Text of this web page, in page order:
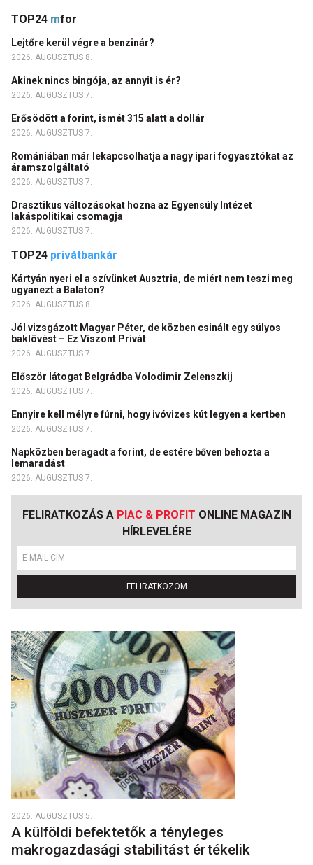
TOP24 mfor
Lejtőre kerül végre a benzinár?
2026. AUGUSZTUS 8.
Akinek nincs bingója, az annyit is ér?
2026. AUGUSZTUS 7.
Erősödött a forint, ismét 315 alatt a dollár
2026. AUGUSZTUS 7.
Romániában már lekapcsolhatja a nagy ipari fogyasztókat az
áramszolgáltató
2026. AUGUSZTUS 7.
Drasztikus változásokat hozna az Egyensúly Intézet
lakáspolitikai csomagja
2026. AUGUSZTUS 7.
TOP24 privátbankár
Kártyán nyeri el a szívünket Ausztria, de miért nem teszi meg
ugyanezt a Balaton?
2026. AUGUSZTUS 8.
Jól vizsgázott Magyar Péter, de közben csinált egy súlyos
baklövést – Ez Viszont Privát
2026. AUGUSZTUS 7.
Először látogat Belgrádba Volodimir Zelenszkij
2026. AUGUSZTUS 7.
Ennyire kell mélyre fúrni, hogy ivóvizes kút legyen a kertben
2026. AUGUSZTUS 7.
Napközben beragadt a forint, de estére bőven behozta a
lemaradást
2026. AUGUSZTUS 7.
FELIRATKOZÁS A PIAC & PROFIT ONLINE MAGAZIN
HÍRLEVELÉRE
FELIRATKOZOM
2026. AUGUSZTUS 5.
A külföldi befektetők a tényleges
makrogazdasági stabilitást értékelik